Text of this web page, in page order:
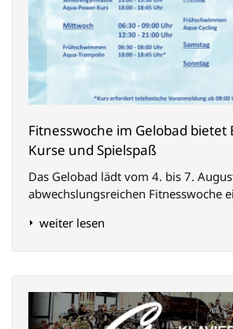
Fitnesswoche im Gelobad bietet
Kurse und Spielspaß
Das Gelobad lädt vom 4. bis 7.
abwechslungsreichen Fitnesswoche
weiter lesen